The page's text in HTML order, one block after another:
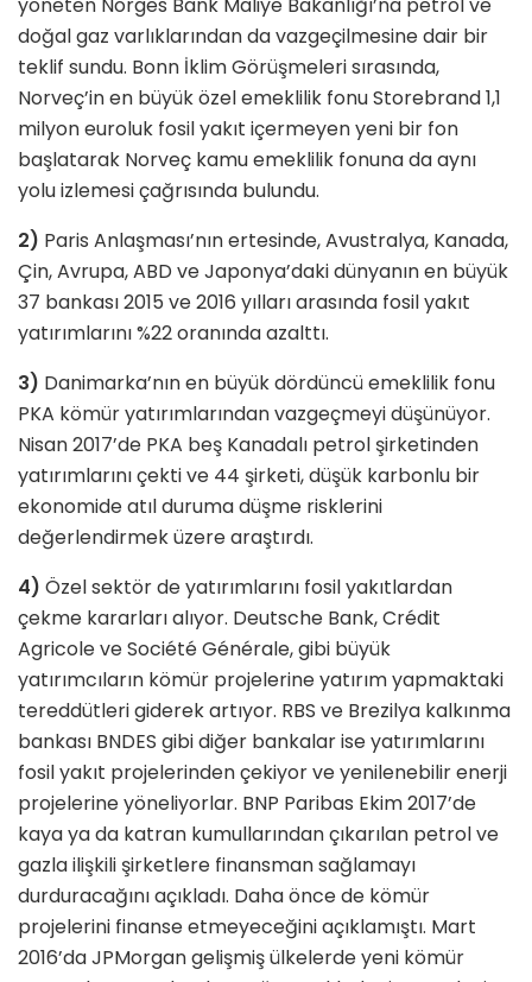
doğal gaz varlıklarından da vazgeçilmesine dair bir
teklif sundu. Bonn İklim Görüşmeleri sırasında,
Norveç’in en büyük özel emeklilik fonu Storebrand 1,1
milyon euroluk fosil yakıt içermeyen yeni bir fon
başlatarak Norveç kamu emeklilik fonuna da aynı
yolu izlemesi çağrısında bulundu.
2) Paris Anlaşması’nın ertesinde, Avustralya, Kanada,
Çin, Avrupa, ABD ve Japonya’daki dünyanın en büyük
37 bankası 2015 ve 2016 yılları arasında fosil yakıt
yatırımlarını %22 oranında azalttı.
3) Danimarka’nın en büyük dördüncü emeklilik fonu
PKA kömür yatırımlarından vazgeçmeyi düşünüyor.
Nisan 2017’de PKA beş Kanadalı petrol şirketinden
yatırımlarını çekti ve 44 şirketi, düşük karbonlu bir
ekonomide atıl duruma düşme risklerini
değerlendirmek üzere araştırdı.
4) Özel sektör de yatırımlarını fosil yakıtlardan
çekme kararları alıyor. Deutsche Bank, Crédit
Agricole ve Société Générale, gibi büyük
yatırımcıların kömür projelerine yatırım yapmaktaki
tereddütleri giderek artıyor. RBS ve Brezilya kalkınma
bankası BNDES gibi diğer bankalar ise yatırımlarını
fosil yakıt projelerinden çekiyor ve yenilenebilir enerji
projelerine yöneliyorlar. BNP Paribas Ekim 2017’de
kaya ya da katran kumullarından çıkarılan petrol ve
gazla ilişkili şirketlere finansman sağlamayı
durduracağını açıkladı. Daha önce de kömür
projelerini finanse etmeyeceğini açıklamıştı. Mart
2016’da JPMorgan gelişmiş ülkelerde yeni kömür